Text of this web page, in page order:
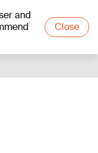
and
Close